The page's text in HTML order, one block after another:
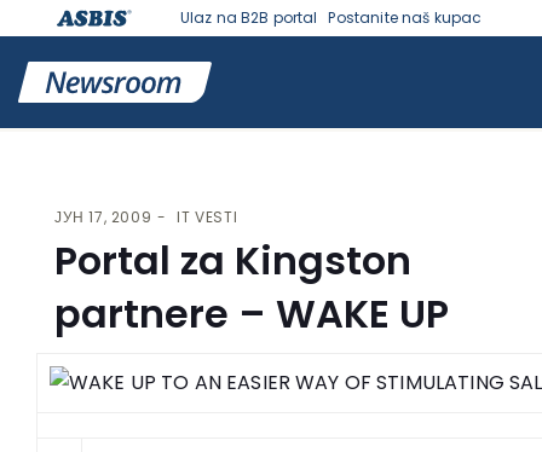
Ulaz na B2B portal Postanite naš kupac
ЈУН 17, 2009 IT VESTI
Portal za Kingston
partnere – WAKE UP